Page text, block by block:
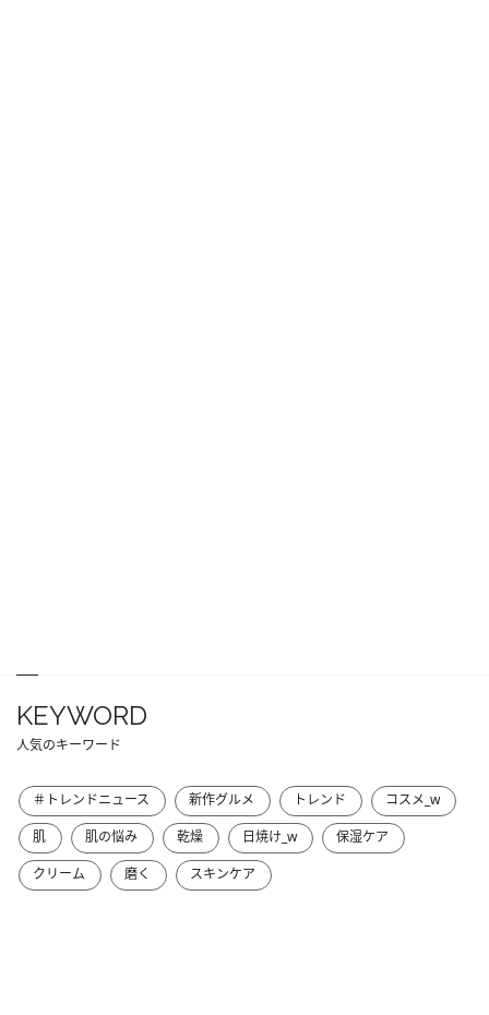
KEYWORD
人気のキーワード
＃トレンドニュース 新作グルメ トレンド
コスメ_w
肌
肌の悩み 乾燥 日焼け_w
保湿ケア
クリーム
磨く スキンケア